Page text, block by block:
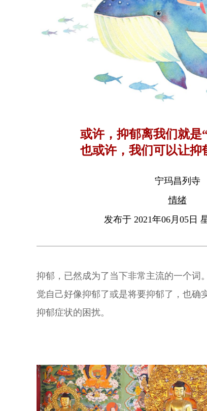
或许，抑郁离我们就是
也或许，我们可以让抑
宁玛昌列寺
情绪
发布于 2021年06月05日
抑郁，已然成为了当下非常主流的一个词
觉自己好像抑郁了或是将要抑郁了，也确
抑郁症状的困扰。